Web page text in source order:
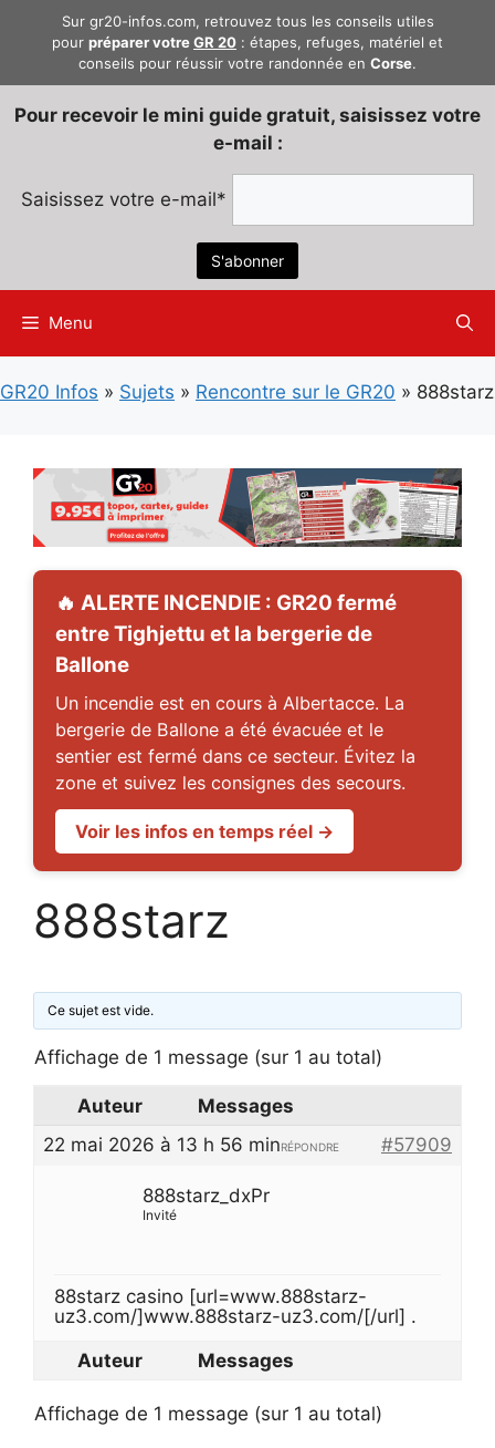
Sur gr20-infos.com, retrouvez tous les conseils utiles
pour préparer votreGR 20 : étapes, refuges, matériel et
conseils pour réussir votre randonnée en Corse.
Pour recevoir le mini guide gratuit, saisissez votre
e-mail :
Saisissez votre e-mail*
Menu
GR20 Infos » Sujets » Rencontre sur le GR20 » 888starz
🔥 ALERTE INCENDIE : GR20 fermé
entre Tighjettu et la bergerie de
Ballone
Un incendie est en cours à Albertacce. La
bergerie de Ballone a été évacuée et le
sentier est fermé dans ce secteur. Évitez la
zone et suivez les consignes des secours.
Voir les infos en temps réel →
888starz
Ce sujet est vide.
Affichage de 1 message (sur 1 au total)
Auteur
Messages
22 mai 2026 à 13 h 56 min
#57909
RÉPONDRE
888starz_dxPr
Invité
88starz casino [url=www.888starz-
uz3.com/]www.888starz-uz3.com/[/url] .
Auteur
Messages
Affichage de 1 message (sur 1 au total)